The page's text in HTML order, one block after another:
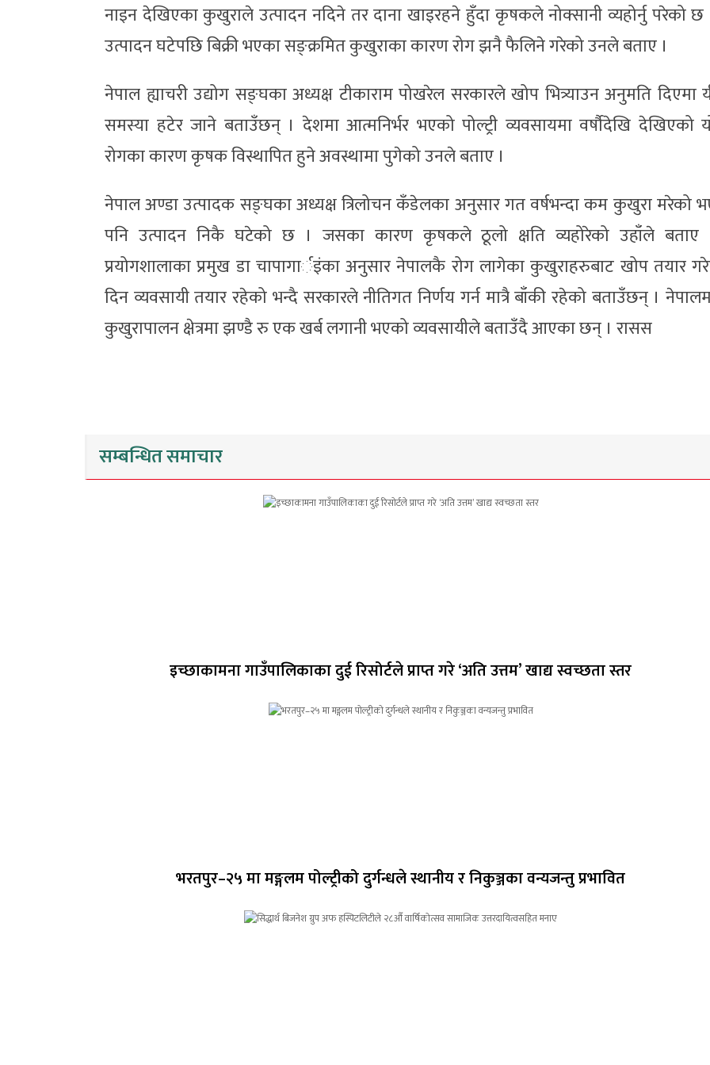
नाइन देखिएका कुखुराले उत्पादन नदिने तर दाना खाइरहने हुँदा कृषकले नोक्सानी व्यहोर्नु परेको छ
उत्पादन घटेपछि बिक्री भएका सङ्क्रमित कुखुराका कारण रोग झनै फैलिने गरेको उनले बताए ।
नेपाल ह्याचरी उद्योग सङ्घका अध्यक्ष टीकाराम पोखरेल सरकारले खोप भित्र्याउन अनुमति दिएमा
समस्या हटेर जाने बताउँछन् । देशमा आत्मनिर्भर भएको पोल्ट्री व्यवसायमा वर्षौदेखि देखिएको
रोगका कारण कृषक विस्थापित हुने अवस्थामा पुगेको उनले बताए ।
नेपाल अण्डा उत्पादक सङ्घका अध्यक्ष त्रिलोचन कँडेलका अनुसार गत वर्षभन्दा कम कुखुरा मरेको
पनि उत्पादन निकै घटेको छ । जसका कारण कृषकले ठूलो क्षति व्यहोरेको उहाँले बताए
प्रयोगशालाका प्रमुख डा चापागार्इंका अनुसार नेपालकै रोग लागेका कुखुराहरुबाट खोप तयार
दिन व्यवसायी तयार रहेको भन्दै सरकारले नीतिगत निर्णय गर्न मात्रै बाँकी रहेको बताउँछन् ।
कुखुरापालन क्षेत्रमा झण्डै रु एक खर्ब लगानी भएको व्यवसायीले बताउँदै आएका छन् । रासस
सम्बन्धित समाचार
इच्छाकामना गाउँपालिकाका दुई रिसोर्टले प्राप्त गरे ‘अति उत्तम’ खाद्य स्वच्छता स्तर
भरतपुर–२५ मा मङ्गलम पोल्ट्रीको दुर्गन्धले स्थानीय र निकुञ्जका वन्यजन्तु प्रभावित